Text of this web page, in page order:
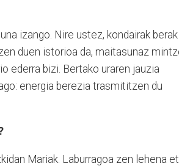
izango. Nire ustez, kondairak berak
duen istorioa da, maitasunaz
ederra bizi. Bertako uraren jauzia
energia berezia trasmititzen du
Mariak. Laburragoa zen lehena